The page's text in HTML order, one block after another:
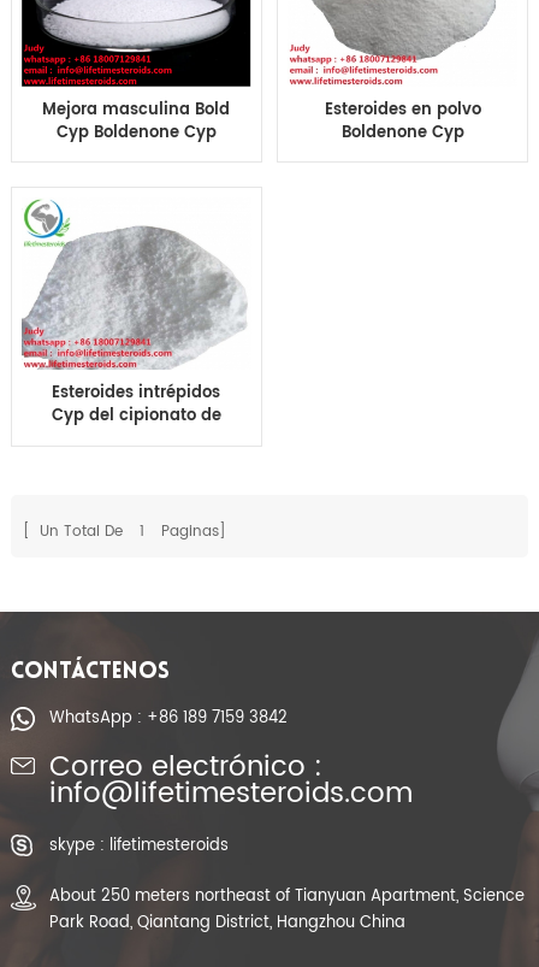
Mejora masculina Bold
Cyp Boldenone Cyp
Hormona de
Esteroides Boldenone
Cypionate Bold Cyp
Boldenone Cyp
Esteroides en polvo
Boldenone Cyp
músculo legal edificio
Esteroides intrépidos
Cyp del cipionato de
[ Un Total De 1 Paginas]
CONTÁCTENOS
WhatsApp : +86 189 7159 3842
Correo electrónico :
info@lifetimesteroids.com
skype : lifetimesteroids
About 250 meters northeast of Tianyuan Apartment, Science
Park Road, Qiantang District, Hangzhou China